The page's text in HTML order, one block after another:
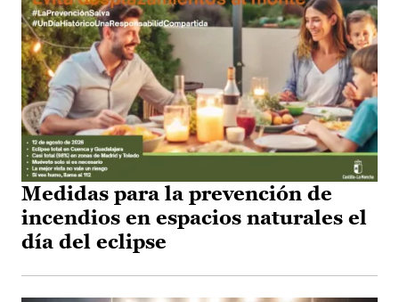
Medidas para la prevención de
incendios en espacios naturales el
día del eclipse